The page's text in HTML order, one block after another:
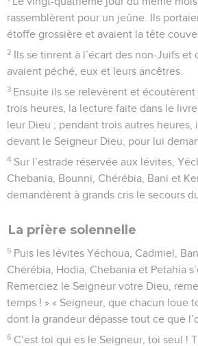
rassemblèrent pour un jeûne. Ils
étoffe grossière et avaient la tête
2 Ils se tinrent à l’écart des non-Juifs et
avaient péché, eux et leurs ancêtres.
3 Ensuite ils se relevèrent et
trois heures, la lecture faite dans le
leur Dieu ; pendant trois autres heures,
devant le Seigneur Dieu, pour lui
4 Sur l’estrade réservée aux lévites,
Chebania, Bounni, Chérébia, Bani et
demandèrent à grands cris le secours
La prière solennelle
5 Puis les lévites Yéchoua, Cadmiel,
Chérébia, Hodia, Chebania et Petahia
Remerciez le Seigneur votre Dieu,
temps ! » « Seigneur, que chacun loue
dont la grandeur dépasse tout ce que
6 C’est toi qui es le Seigneur, toi seul !